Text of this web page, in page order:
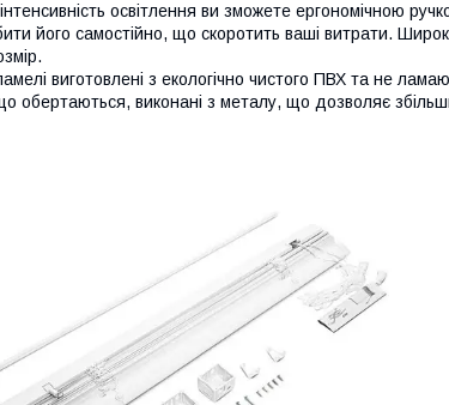
освітлення ви зможете ергономічною
його самостійно, що скоротить ваші витрати.
виготовлені з екологічно чистого ПВХ та не
обертаються, виконані з металу, що дозволяє